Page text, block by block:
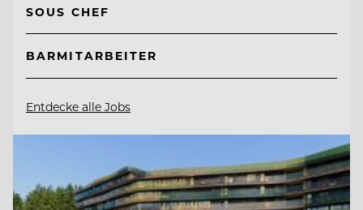
SOUS CHEF
BARMITARBEITER
Entdecke alle Jobs